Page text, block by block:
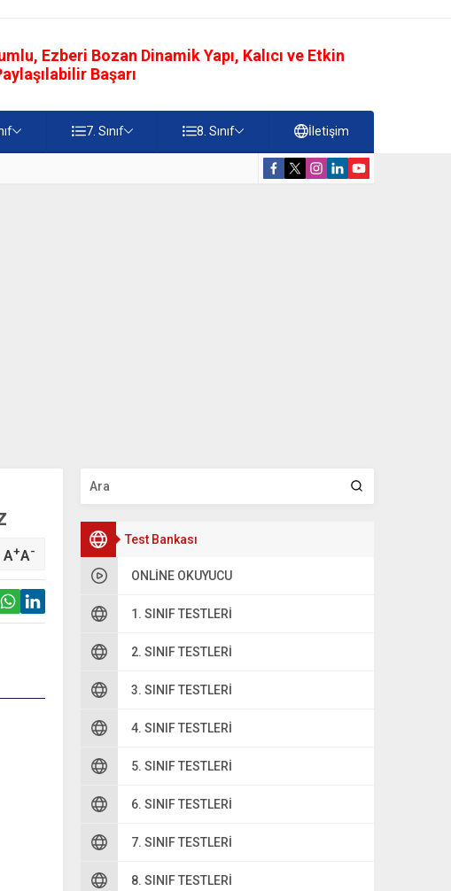
Ezberi Bozan Dinamik Yapı, Kalıcı ve Etkin
Başarı
7. Sınıf 8. Sınıf İletişim
Test Bankası
ONLINE OKUYUCU
1. SINIF TESTLERI
2. SINIF TESTLERI
3. SINIF TESTLERI
4. SINIF TESTLERI
5. SINIF TESTLERI
6. SINIF TESTLERI
7. SINIF TESTLERI
8. SINIF TESTLERI
A+A-
Dikdörtgenin kaç tane simetrisi vardır?